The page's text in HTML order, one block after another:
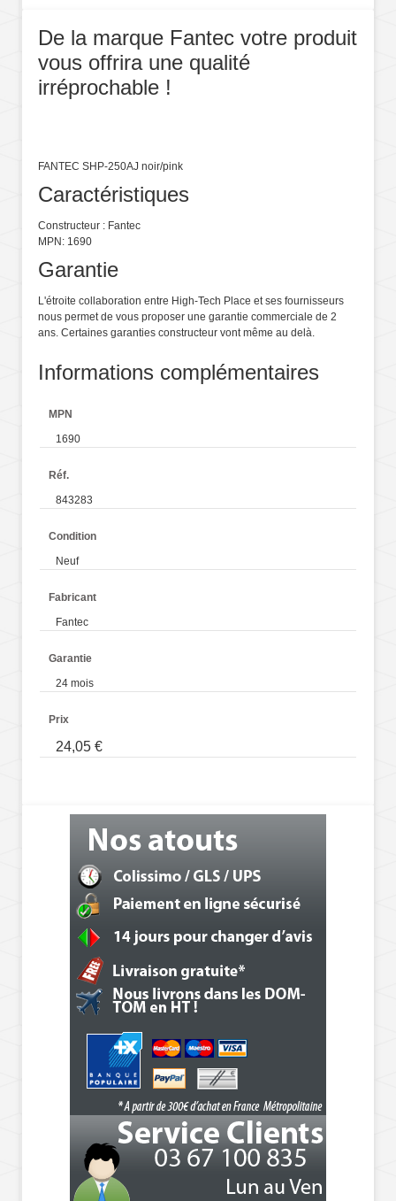
De la marque Fantec votre produit
vous offrira une qualité
irréprochable !
FANTEC SHP-250AJ noir/pink
Caractéristiques
Constructeur : Fantec
MPN: 1690
Garantie
L'étroite collaboration entre High-Tech Place et ses fournisseurs
nous permet de vous proposer une garantie commerciale de 2
ans. Certaines garanties constructeur vont même au delà.
Informations complémentaires
MPN
1690
Réf.
843283
Condition
Neuf
Fabricant
Fantec
Garantie
24 mois
Prix
24,05 €